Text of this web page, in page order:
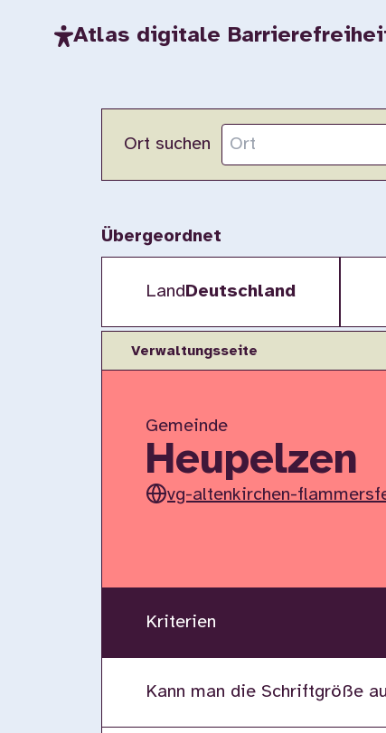
Atlas digitale
Ort suchen
Übergeordnet
LandDeutschland
Verwaltungsseite
Gemeinde
Heupelzen
vg-altenkirchen-
Kriterien
Kann man die Schriftgröße